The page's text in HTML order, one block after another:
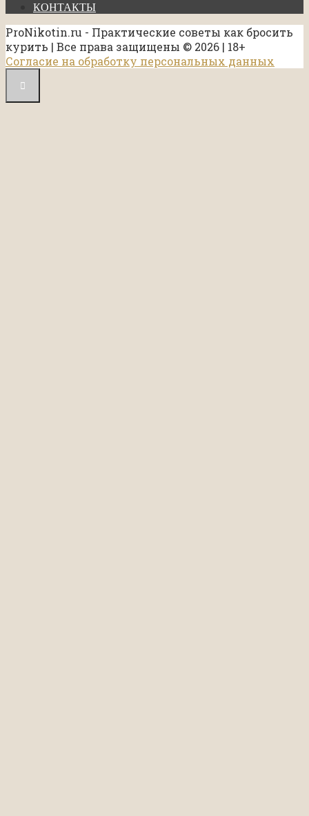
КОНТАКТЫ
ProNikotin.ru - Практические советы как бросить
курить | Все права защищены © 2026 | 18+
Согласие на обработку персональных данных